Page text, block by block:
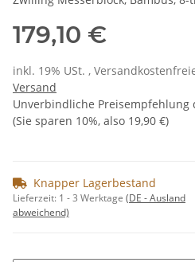
179,10 €
inkl. 19% USt. ,
Versand
Unverbindliche Preisempfehlung
(Sie sparen 10%, also 19,90 €)
Knapper Lagerbestand
Lieferzeit: 1 - 3 Werktage (DE - Ausland
abweichend)